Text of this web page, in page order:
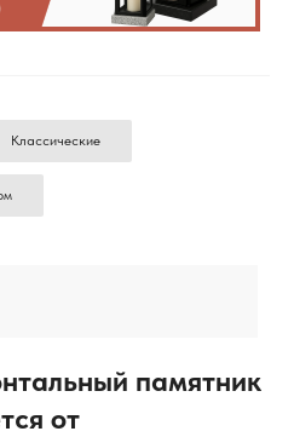
Классические
памятник
от